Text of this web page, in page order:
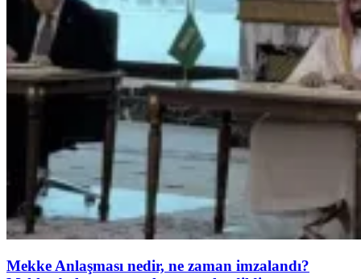
Mekke Anlaşması nedir, ne zaman imzalandı?